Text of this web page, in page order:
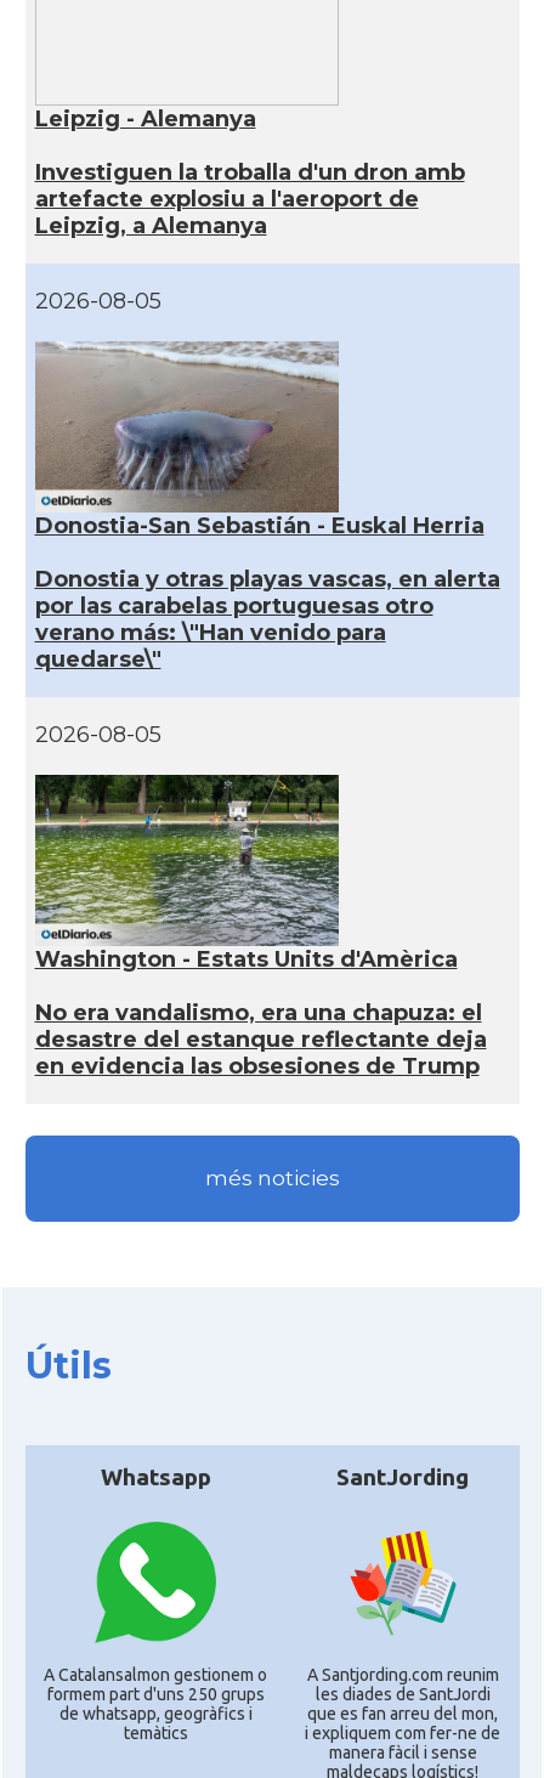
Leipzig - Alemanya
Investiguen la troballa d'un dron amb
artefacte explosiu a l'aeroport de
Leipzig, a Alemanya
2026-08-05
Donostia-San Sebastián - Euskal Herria
Donostia y otras playas vascas, en alerta
por las carabelas portuguesas otro
verano más: \"Han venido para
quedarse\"
2026-08-05
Washington - Estats Units d'Amèrica
No era vandalismo, era una chapuza: el
desastre del estanque reflectante deja
en evidencia las obsesiones de Trump
més noticies
Útils
Whatsapp
A Catalansalmon gestionem o
formem part d'uns 250 grups
de whatsapp, geogràfics i
temàtics
SantJording
A Santjording.com reunim
les diades de SantJordi
que es fan arreu del mon,
i expliquem com fer-ne de
manera fàcil i sense
maldecaps logí­stics!